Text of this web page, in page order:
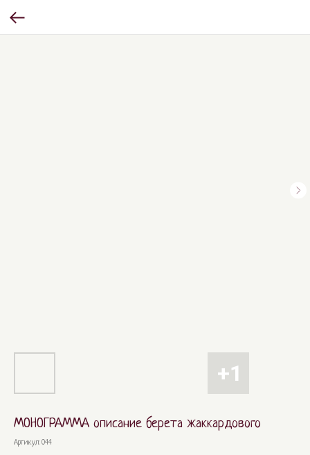
МОНОГРАММА описание берета жаккардового
Артикул: 044